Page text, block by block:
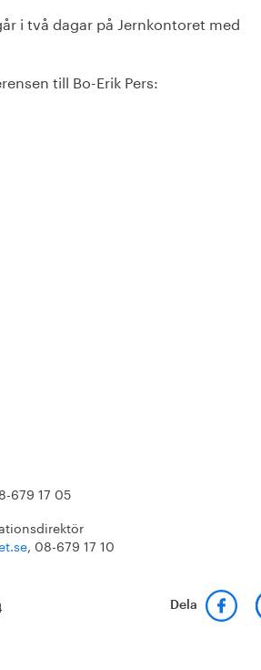
i två dagar på Jernkontoret med
till Bo-Erik Pers:
679 17 05
, 08-679 17 10
Dela